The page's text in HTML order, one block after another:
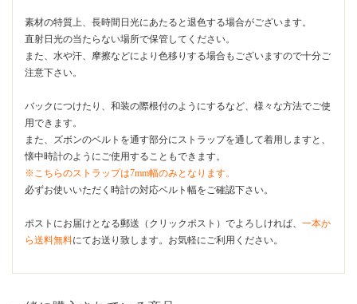
素材の特質上、長時間日光にあたると退色する場合がございます。
直射日光の当たらない場所で保管してください。
また、水や汗、摩擦などにより色移りする場合もございますので十分ご
注意下さい。
バックにつけたり、和装の際根付のようにするなど、様々な方法でご使
用できます。
また、ズボンのベルトを通す部分にストラップを通して着用しますと、
懐中時計のようにご使用することもできます。
※こちらのストラップは7mm幅のみとなります。
必ずお使いいただく時計の対応ベルト幅をご確認下さい。
ポストにお届けとなる郵送（クリックポスト）でよろしければ、 一本か
ら送料無料にてお送り致します。お気軽にご利用ください。